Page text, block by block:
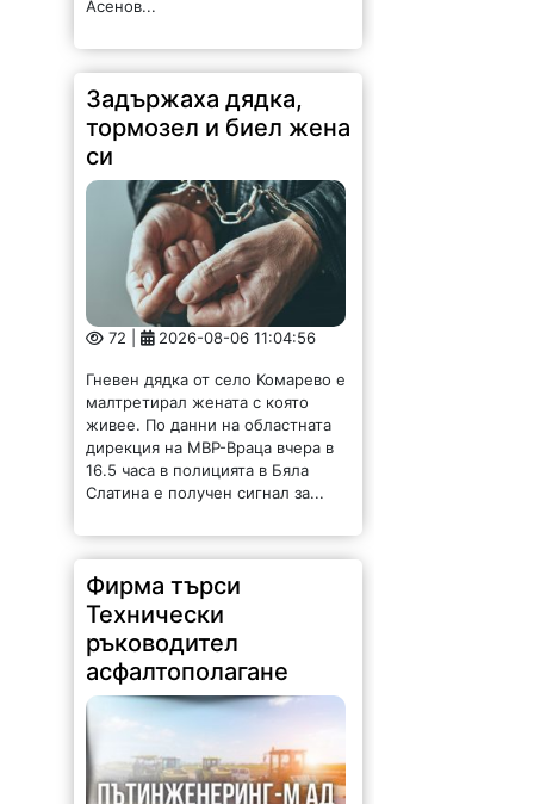
Асенов...
Задържаха дядка,
тормозел и биел жена
си
72 | 2026-08-06 11:04:56
Гневен дядка от село Комарево е
малтретирал жената с която
живее. По данни на областната
дирекция на МВР-Враца вчера в
16.5 часа в полицията в Бяла
Слатина е получен сигнал за...
Фирма търси
Технически
ръководител
асфалтополагане